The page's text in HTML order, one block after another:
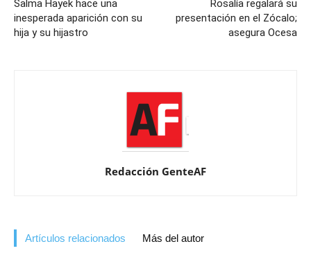
Salma Hayek hace una
inesperada aparición con su
hija y su hijastro
Rosalía regalará su
presentación en el Zócalo;
asegura Ocesa
Redacción GenteAF
Artículos relacionados Más del autor